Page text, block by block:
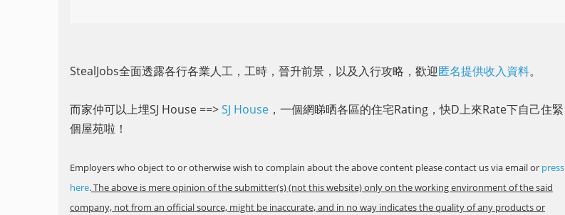
StealJobs全面透露各行各業人工，工時，晉升前景，以及入行攻略，歡迎匿名提供收入資料。
而家仲可以上埋SJ House ==>SJ House ，一個網睇晒各區的住宅Rating，快D上來Rate下自己住緊
個屋苑啦！
Employers who object to or otherwise wish to complain about the above content please contact us via email or press
here.The above is mere opinion of the submitter(s) (not this website) only on the working environment of the said
company, not from an official source, might be inaccurate, and in no way indicates the quality of any products or